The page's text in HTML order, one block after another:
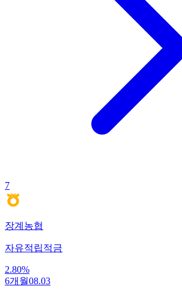
7
장계농협
자유적립적금
2.80%
6개월08.03